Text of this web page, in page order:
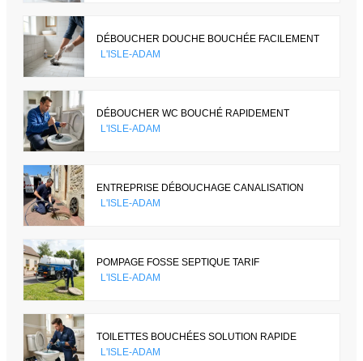
DÉBOUCHER DOUCHE BOUCHÉE FACILEMENT
L'ISLE-ADAM
DÉBOUCHER WC BOUCHÉ RAPIDEMENT
L'ISLE-ADAM
ENTREPRISE DÉBOUCHAGE CANALISATION
L'ISLE-ADAM
POMPAGE FOSSE SEPTIQUE TARIF
L'ISLE-ADAM
TOILETTES BOUCHÉES SOLUTION RAPIDE
L'ISLE-ADAM